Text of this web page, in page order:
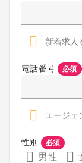
新着求人
電話番号 必須
エージェ
性別 必須
男性